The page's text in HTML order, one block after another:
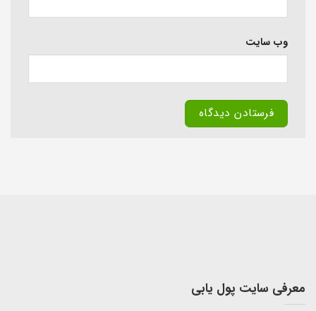
وب‌ سایت
معرفی سایت پول یابی